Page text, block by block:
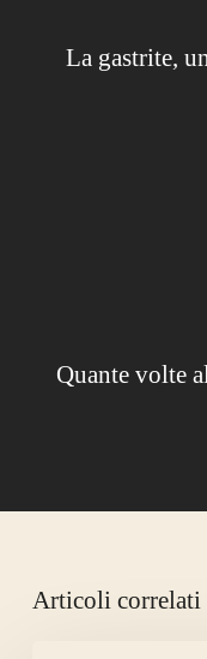
La gastrite,
Quante volte
Articoli correlati